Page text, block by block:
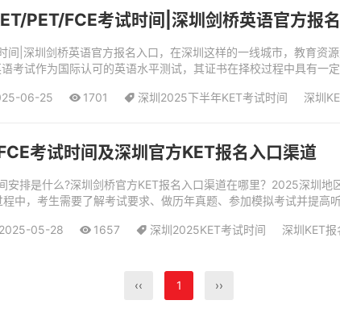
PET/FCE考试时间|深圳剑桥英语官方报
间|深圳剑桥英语官方报名入口，在深圳这样的一线城市，教育资
考试作为国际认可的英语水平测试，其证书在择校过程中具有一
06-25 1701 深圳2025下半年KET考试时间 深圳
考试时间及深圳官方KET报名入口渠道
安排是什么?深圳剑桥官方KET报名入口渠道在哪里？2025深圳
程中，考生需要了解考试要求、做历年真题、参加模拟考试并提
2025-05-28 1657 深圳2025KET考试时间 深圳KET
‹‹ 1 ››